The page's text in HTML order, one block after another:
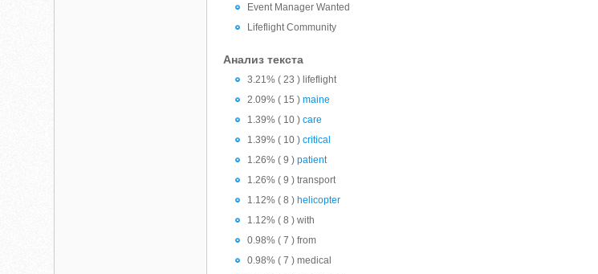
Event Manager Wanted
Lifeflight Community
Анализ текста
3.21% ( 23 ) lifeflight
2.09% ( 15 )maine
1.39% ( 10 )care
1.39% ( 10 )critical
1.26% ( 9 )patient
1.26% ( 9 ) transport
1.12% ( 8 ) helicopter
1.12% ( 8 ) with
0.98% ( 7 ) from
0.98% ( 7 ) medical